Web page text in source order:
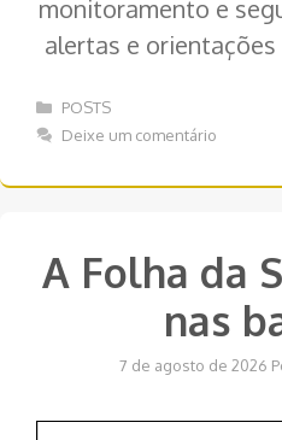
monitoramento e
alertas e
Categorias
POSTS
Deixe um comentário
A Folha da
nas
7 de agosto de 2026